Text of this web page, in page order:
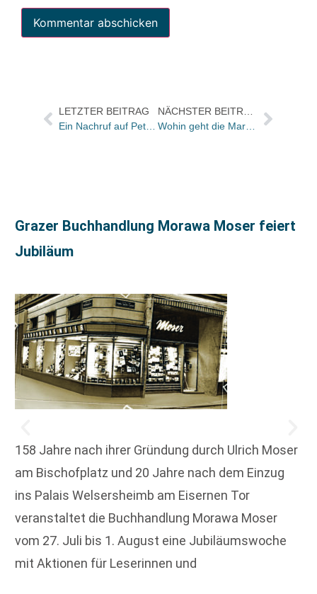
LETZTER BEITRAG
Ein Nachruf auf Peter Herwig
NÄCHSTER BEITRAG
Wohin geht die Marke „Aufbau“?
Grazer Buchhandlung Morawa Moser feiert
Jubiläum
158 Jahre nach ihrer Gründung durch Ulrich Moser
am Bischofplatz und 20 Jahre nach dem Einzug
ins Palais Welsersheimb am Eisernen Tor
veranstaltet die Buchhandlung Morawa Moser
vom 27. Juli bis 1. August eine Jubiläumswoche
mit Aktionen für Leserinnen und